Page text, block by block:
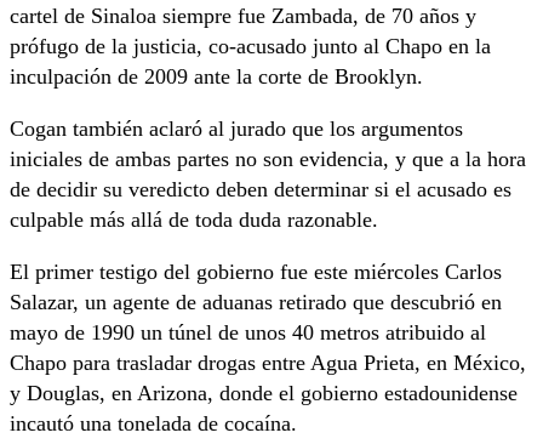
cartel de Sinaloa siempre fue Zambada, de 70 años y
prófugo de la justicia, co-acusado junto al Chapo en la
inculpación de 2009 ante la corte de Brooklyn.
Cogan también aclaró al jurado que los argumentos
iniciales de ambas partes no son evidencia, y que a la hora
de decidir su veredicto deben determinar si el acusado es
culpable más allá de toda duda razonable.
El primer testigo del gobierno fue este miércoles Carlos
Salazar, un agente de aduanas retirado que descubrió en
mayo de 1990 un túnel de unos 40 metros atribuido al
Chapo para trasladar drogas entre Agua Prieta, en México,
y Douglas, en Arizona, donde el gobierno estadounidense
incautó una tonelada de cocaína.